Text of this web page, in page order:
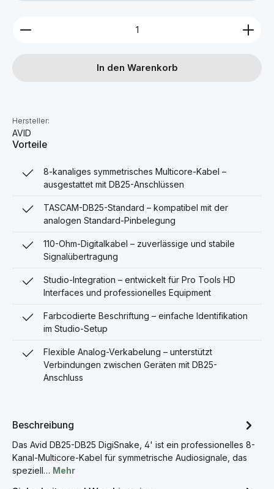
Produkt Anzahl: Gib den gewünschten Wert ein
In den Warenkorb
Hersteller:
AVID
Vorteile
8-kanaliges symmetrisches Multicore-Kabel –
ausgestattet mit DB25-Anschlüssen
TASCAM-DB25-Standard – kompatibel mit der
analogen Standard-Pinbelegung
110-Ohm-Digitalkabel – zuverlässige und stabile
Signalübertragung
Studio-Integration – entwickelt für Pro Tools HD
Interfaces und professionelles Equipment
Farbcodierte Beschriftung – einfache Identifikation
im Studio-Setup
Flexible Analog-Verkabelung – unterstützt
Verbindungen zwischen Geräten mit DB25-
Anschluss
Beschreibung
Das Avid DB25-DB25 DigiSnake, 4' ist ein professionelles 8-
Kanal-Multicore-Kabel für symmetrische Audiosignale, das
speziell… Mehr